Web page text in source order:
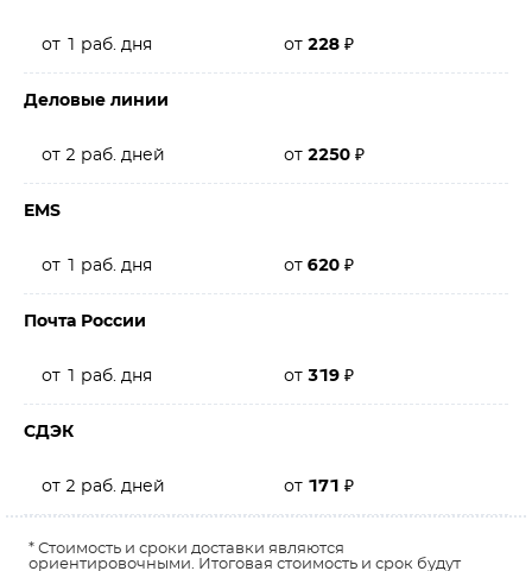
от 1 раб. дня от 228 ₽
Деловые линии
от 2 раб. дней от 2250 ₽
EMS
от 1 раб. дня от 620 ₽
Почта России
от 1 раб. дня от 319 ₽
СДЭК
от 2 раб. дней от 171 ₽
* Стоимость и сроки доставки являются
ориентировочными. Итоговая стоимость и срок будут